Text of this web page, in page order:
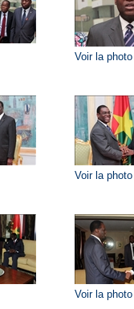
Voir la photo
Voir la photo
Voir la photo